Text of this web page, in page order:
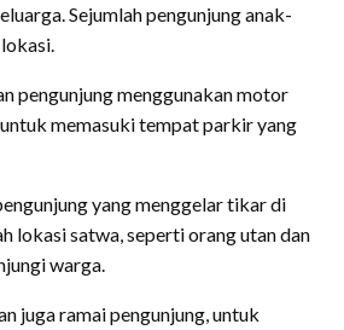
Sejumlah pengunjung anak-
pengunjung menggunakan motor
memasuki tempat parkir yang
yang menggelar tikar di
lokasi satwa, seperti orang utan dan
warga.
juga ramai pengunjung, untuk